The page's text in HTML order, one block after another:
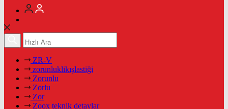
ZR-V
zorunluklikışlastiği
Zorunlu
Zorlu
Zor
Zoox teknik detaylar